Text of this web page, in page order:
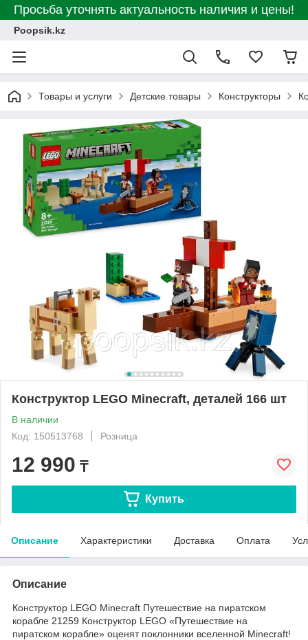
Просьба уточнять актуальность наличия и цены!
Poopsik.kz
Товары и услуги Детские товары Конструкторы
Конструктор LEGO Minecraft, деталей 166 шт
В наличии
Код: 150513768
Розница
12 990 ₸
Купить
Описание Характеристики Доставка Оплата
Описание
Конструктор LEGO Minecraft Путешествие на пиратском
корабле 21259 Конструктор LEGO «Путешествие на
пиратском корабле» оценят поклонники вселенной Minecraft!